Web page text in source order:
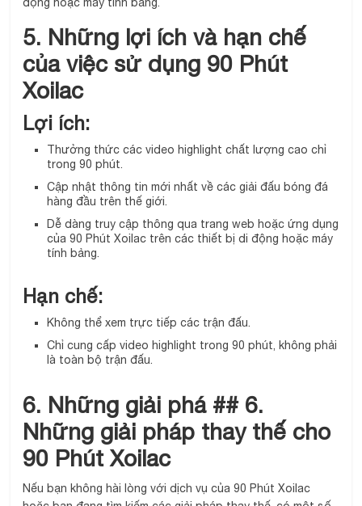
5. Những lợi ích và hạn chế
của việc sử dụng 90 Phút
Xoilac
Lợi ích:
Thưởng thức các video highlight chất lượng cao chỉ
trong 90 phút.
Cập nhật thông tin mới nhất về các giải đấu bóng đá
hàng đầu trên thế giới.
Dễ dàng truy cập thông qua trang web hoặc ứng dụng
của 90 Phút Xoilac trên các thiết bị di động hoặc máy
tính bảng.
Hạn chế:
Không thể xem trực tiếp các trận đấu.
Chỉ cung cấp video highlight trong 90 phút, không phải
là toàn bộ trận đấu.
6. Những giải phá ## 6.
Những giải pháp thay thế cho
90 Phút Xoilac
Nếu bạn không hài lòng với dịch vụ của 90 Phút Xoilac